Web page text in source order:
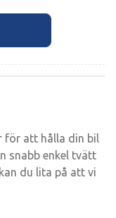
för att hålla din bil
snabb enkel tvätt
du lita på att vi